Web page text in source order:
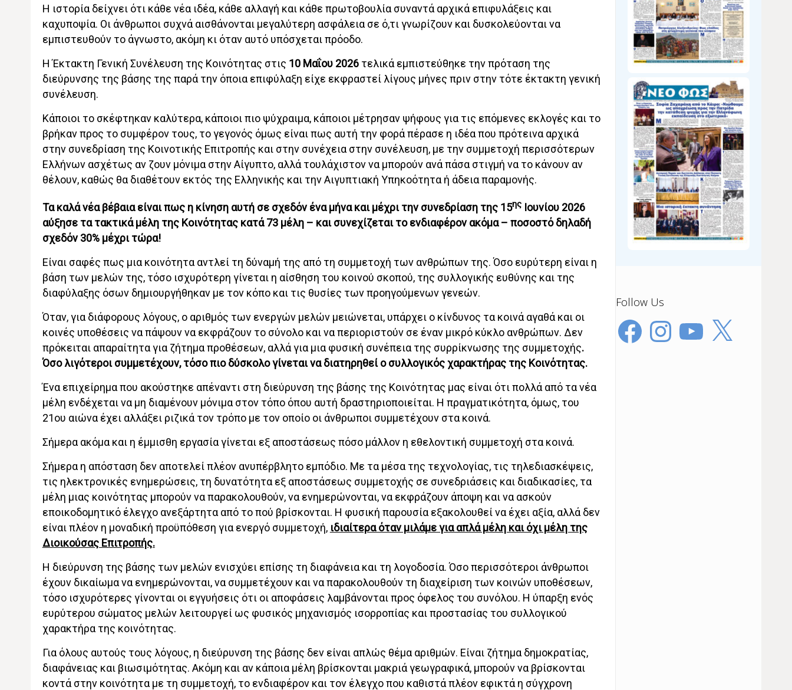
Η ιστορία δείχνει ότι κάθε νέα ιδέα, κάθε αλλαγή και κάθε πρωτοβουλία συναντά αρχικά επιφυλάξεις και
καχυποψία. Οι άνθρωποι συχνά αισθάνονται μεγαλύτερη ασφάλεια σε ό,τι γνωρίζουν και δυσκολεύονται να
εμπιστευθούν το άγνωστο, ακόμη κι όταν αυτό υπόσχεται πρόοδο.
Η Έκτακτη Γενική Συνέλευση της Κοινότητας στις 10 Μαΐου 2026τελικά εμπιστεύθηκε την πρόταση της
διεύρυνσης της βάσης της παρά την όποια επιφύλαξη είχε εκφραστεί λίγους μήνες πριν στην τότε έκτακτη γενική
συνέλευση.
Κάποιοι το σκέφτηκαν καλύτερα, κάποιοι πιο ψύχραιμα, κάποιοι μέτρησαν ψήφους για τις επόμενες εκλογές και το
βρήκαν προς το συμφέρον τους, το γεγονός όμως είναι πως αυτή την φορά πέρασε η ιδέα που πρότεινα αρχικά
στην συνεδρίαση της Κοινοτικής Επιτροπής και στην συνέχεια στην συνέλευση, με την συμμετοχή περισσότερων
Ελλήνων ασχέτως αν ζουν μόνιμα στην Αίγυπτο, αλλά τουλάχιστον να μπορούν ανά πάσα στιγμή να το κάνουν αν
θέλουν, καθώς θα διαθέτουν εκτός της Ελληνικής και την Αιγυπτιακή Υπηκοότητα ή άδεια παραμονής.
Τα καλά νέα βέβαια είναι πως η κίνηση αυτή σε σχεδόν ένα μήνα και μέχρι την συνεδρίαση της 15ηςΙουνίου 2026
αύξησε τα τακτικά μέλη της Κοινότητας κατά 73 μέλη – και συνεχίζεται το ενδιαφέρον ακόμα – ποσοστό δηλαδή
σχεδόν 30% μέχρι τώρα!
Είναι σαφές πως μια κοινότητα αντλεί τη δύναμή της από τη συμμετοχή των ανθρώπων της. Όσο ευρύτερη είναι η
βάση των μελών της, τόσο ισχυρότερη γίνεται η αίσθηση του κοινού σκοπού, της συλλογικής ευθύνης και της
διαφύλαξης όσων δημιουργήθηκαν με τον κόπο και τις θυσίες των προηγούμενων γενεών.
Όταν, για διάφορους λόγους, ο αριθμός των ενεργών μελών μειώνεται, υπάρχει ο κίνδυνος τα κοινά αγαθά και οι
κοινές υποθέσεις να πάψουν να εκφράζουν το σύνολο και να περιοριστούν σε έναν μικρό κύκλο ανθρώπων. Δεν
πρόκειται απαραίτητα για ζήτημα προθέσεων, αλλά για μια φυσική συνέπεια της συρρίκνωσης της συμμετοχής.
Όσο λιγότεροι συμμετέχουν, τόσο πιο δύσκολο γίνεται να διατηρηθεί ο συλλογικός χαρακτήρας της Κοινότητας.
Ένα επιχείρημα που ακούστηκε απέναντι στη διεύρυνση της βάσης της Κοινότητας μας είναι ότι πολλά από τα νέα
μέλη ενδέχεται να μη διαμένουν μόνιμα στον τόπο όπου αυτή δραστηριοποιείται. Η πραγματικότητα, όμως, του
21ου αιώνα έχει αλλάξει ριζικά τον τρόπο με τον οποίο οι άνθρωποι συμμετέχουν στα κοινά.
Σήμερα ακόμα και η έμμισθη εργασία γίνεται εξ αποστάσεως πόσο μάλλον η εθελοντική συμμετοχή στα κοινά.
Σήμερα η απόσταση δεν αποτελεί πλέον ανυπέρβλητο εμπόδιο. Με τα μέσα της τεχνολογίας, τις τηλεδιασκέψεις,
τις ηλεκτρονικές ενημερώσεις, τη δυνατότητα εξ αποστάσεως συμμετοχής σε συνεδριάσεις και διαδικασίες, τα
μέλη μιας κοινότητας μπορούν να παρακολουθούν, να ενημερώνονται, να εκφράζουν άποψη και να ασκούν
εποικοδομητικό έλεγχο ανεξάρτητα από το πού βρίσκονται. Η φυσική παρουσία εξακολουθεί να έχει αξία, αλλά δεν
είναι πλέον η μοναδική προϋπόθεση για ενεργό συμμετοχή, ιδιαίτερα όταν μιλάμε για απλά μέλη και όχι μέλη της
Διοικούσας Επιτροπής.
Η διεύρυνση της βάσης των μελών ενισχύει επίσης τη διαφάνεια και τη λογοδοσία. Όσο περισσότεροι άνθρωποι
έχουν δικαίωμα να ενημερώνονται, να συμμετέχουν και να παρακολουθούν τη διαχείριση των κοινών υποθέσεων,
τόσο ισχυρότερες γίνονται οι εγγυήσεις ότι οι αποφάσεις λαμβάνονται προς όφελος του συνόλου. Η ύπαρξη ενός
ευρύτερου σώματος μελών λειτουργεί ως φυσικός μηχανισμός ισορροπίας και προστασίας του συλλογικού
χαρακτήρα της κοινότητας.
Για όλους αυτούς τους λόγους, η διεύρυνση της βάσης δεν είναι απλώς θέμα αριθμών. Είναι ζήτημα δημοκρατίας,
διαφάνειας και βιωσιμότητας. Ακόμη και αν κάποια μέλη βρίσκονται μακριά γεωγραφικά, μπορούν να βρίσκονται
κοντά στην κοινότητα με τη συμμετοχή, το ενδιαφέρον και τον έλεγχο που καθιστά πλέον εφικτά η σύγχρονη
Follow Us
FacebookInstagramYouTube
X